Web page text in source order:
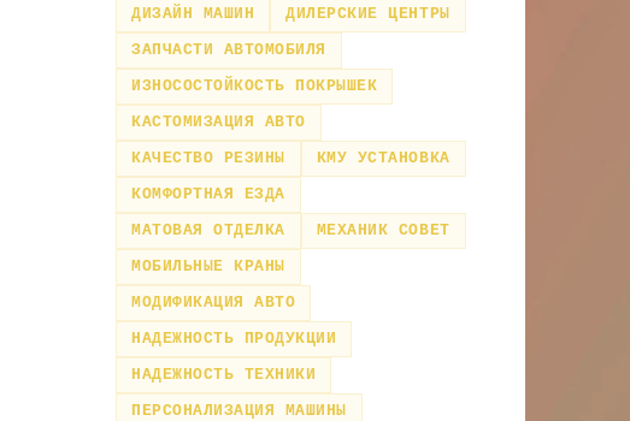
ДИЗАЙН МАШИН
ДИЛЕРСКИЕ ЦЕНТРЫ
ЗАПЧАСТИ АВТОМОБИЛЯ
ИЗНОСОСТОЙКОСТЬ ПОКРЫШЕК
КАСТОМИЗАЦИЯ АВТО
КАЧЕСТВО РЕЗИНЫ
КМУ УСТАНОВКА
КОМФОРТНАЯ ЕЗДА
МАТОВАЯ ОТДЕЛКА
МЕХАНИК СОВЕТ
МОБИЛЬНЫЕ КРАНЫ
МОДИФИКАЦИЯ АВТО
НАДЕЖНОСТЬ ПРОДУКЦИИ
НАДЕЖНОСТЬ ТЕХНИКИ
ПЕРСОНАЛИЗАЦИЯ МАШИНЫ